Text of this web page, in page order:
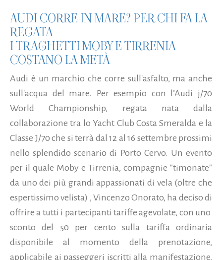
AUDI CORRE IN MARE? PER CHI FA LA
REGATA
I TRAGHETTI MOBY E TIRRENIA
COSTANO LA METÀ
Audi è un marchio che corre sull'asfalto, ma anche
sull'acqua del mare. Per esempio con l’Audi j/70
World Championship, regata nata dalla
collaborazione tra lo Yacht Club Costa Smeralda e la
Classe J/70 che si terrà dal 12 al 16 settembre prossimi
nello splendido scenario di Porto Cervo. Un evento
per il quale Moby e Tirrenia, compagnie "timonate"
da uno dei più grandi appassionati di vela (oltre che
espertissimo velista) , Vincenzo Onorato, ha deciso di
offrire a tutti i partecipanti tariffe agevolate, con uno
sconto del 50 per cento sulla tariffa ordinaria
disponibile al momento della prenotazione,
applicabile ai passeggeri iscritti alla manifestazione,